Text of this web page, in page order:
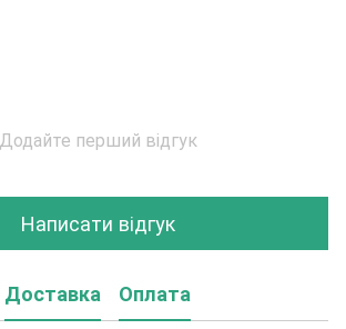
Додайте перший відгук
Написати відгук
Доставка Оплата